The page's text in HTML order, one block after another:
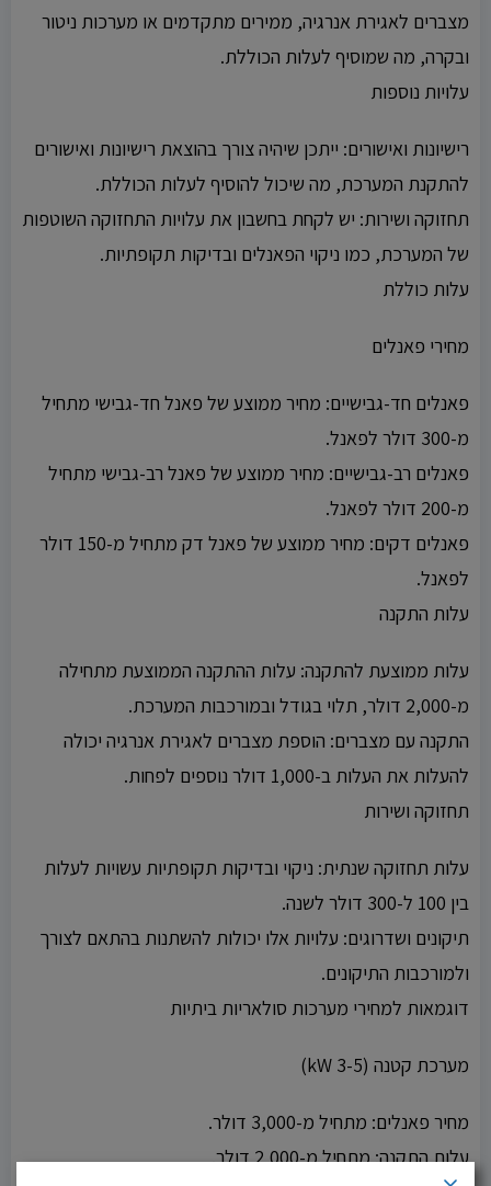
מצברים לאגירת אנרגיה, ממירים מתקדמים או מערכות ניטור
ובקרה, מה שמוסיף לעלות הכוללת.
עלויות נוספות
רישיונות ואישורים: ייתכן שיהיה צורך בהוצאת רישיונות ואישורים
להתקנת המערכת, מה שיכול להוסיף לעלות הכוללת.
תחזוקה ושירות: יש לקחת בחשבון את עלויות התחזוקה השוטפות
של המערכת, כמו ניקוי הפאנלים ובדיקות תקופתיות.
עלות כוללת
מחירי פאנלים
פאנלים חד-גבישיים: מחיר ממוצע של פאנל חד-גבישי מתחיל
מ-300 דולר לפאנל.
פאנלים רב-גבישיים: מחיר ממוצע של פאנל רב-גבישי מתחיל
מ-200 דולר לפאנל.
פאנלים דקים: מחיר ממוצע של פאנל דק מתחיל מ-150 דולר
לפאנל.
עלות התקנה
עלות ממוצעת להתקנה: עלות ההתקנה הממוצעת מתחילה
מ-2,000 דולר, תלוי בגודל ובמורכבות המערכת.
התקנה עם מצברים: הוספת מצברים לאגירת אנרגיה יכולה
להעלות את העלות ב-1,000 דולר נוספים לפחות.
תחזוקה ושירות
עלות תחזוקה שנתית: ניקוי ובדיקות תקופתיות עשויות לעלות
בין 100 ל-300 דולר לשנה.
תיקונים ושדרוגים: עלויות אלו יכולות להשתנות בהתאם לצורך
ולמורכבות התיקונים.
דוגמאות למחירי מערכות סולאריות ביתיות
מערכת קטנה (3-5 kW)
מחיר פאנלים: מתחיל מ-3,000 דולר.
עלות התקנה: מתחיל מ-2,000 דולר.